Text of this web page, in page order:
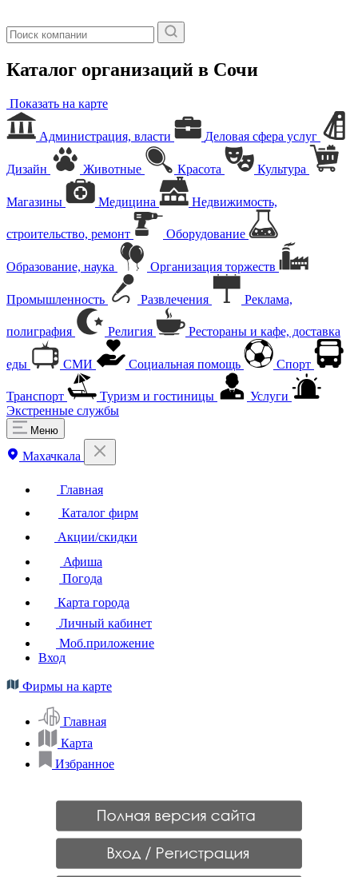
Каталог организаций в Сочи
Показать на карте
Администрация, власти Деловая сфера услуг
Дизайн Животные Красота Культура
Магазины Медицина Недвижимость,
строительство, ремонт Оборудование
Образование, наука Организация торжеств
Промышленность Развлечения Реклама,
полиграфия Религия Рестораны и кафе, доставка
еды СМИ Социальная помощь Спорт
Транспорт Туризм и гостиницы
Услуги
Экстренные службы
Меню
Махачкала
Главная
Каталог фирм
Акции/скидки
Афиша
Погода
Карта города
Личный кабинет
Моб.приложение
Вход
Фирмы на карте
Главная
Карта
Избранное